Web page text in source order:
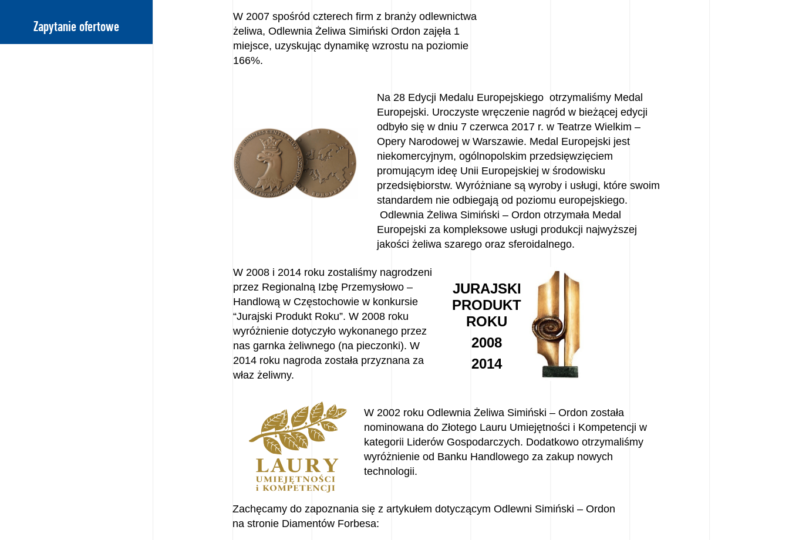
Zapytanie ofertowe
W 2007 spośród czterech firm z branży odlewnictwa
żeliwa, Odlewnia Żeliwa Simiński Ordon zajęła 1
miejsce, uzyskując dynamikę wzrostu na poziomie
166%.
Na 28 Edycji Medalu Europejskiego otrzymaliśmy Medal
Europejski. Uroczyste wręczenie nagród w bieżącej edycji
odbyło się w dniu 7 czerwca 2017 r. w Teatrze Wielkim –
Opery Narodowej w Warszawie. Medal Europejski jest
niekomercyjnym, ogólnopolskim przedsięwzięciem
promującym ideę Unii Europejskiej w środowisku
przedsiębiorstw. Wyróżniane są wyroby i usługi, które swoim
standardem nie odbiegają od poziomu europejskiego.
Odlewnia Żeliwa Simiński – Ordon otrzymała Medal
Europejski za kompleksowe usługi produkcji najwyższej
jakości żeliwa szarego oraz sferoidalnego.
W 2008 i 2014 roku zostaliśmy nagrodzeni
przez Regionalną Izbę Przemysłowo –
Handlową w Częstochowie w konkursie
“Jurajski Produkt Roku”. W 2008 roku
wyróżnienie dotyczyło wykonanego przez
nas garnka żeliwnego (na pieczonki). W
2014 roku nagroda została przyznana za
właz żeliwny.
JURAJSKI
PRODUKT
ROKU
2008
2014
W 2002 roku Odlewnia Żeliwa Simiński – Ordon została
nominowana do Złotego Lauru Umiejętności i Kompetencji w
kategorii Liderów Gospodarczych. Dodatkowo otrzymaliśmy
wyróżnienie od Banku Handlowego za zakup nowych
technologii.
Zachęcamy do zapoznania się z artykułem dotyczącym Odlewni Simiński – Ordon
na stronie Diamentów Forbesa: